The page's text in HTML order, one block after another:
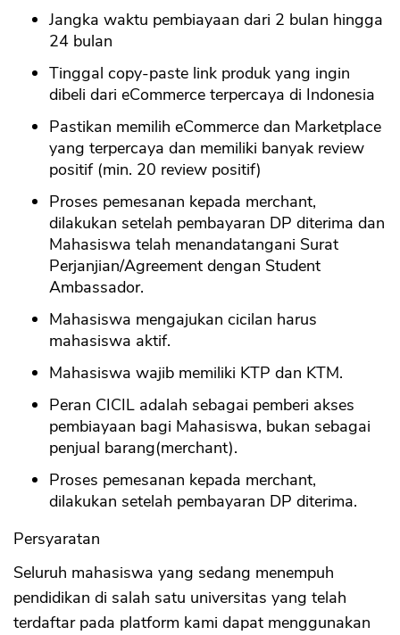
Jangka waktu pembiayaan dari 2 bulan hingga
24 bulan
Tinggal copy-paste link produk yang ingin
dibeli dari eCommerce terpercaya di Indonesia
Pastikan memilih eCommerce dan Marketplace
yang terpercaya dan memiliki banyak review
positif (min. 20 review positif)
Proses pemesanan kepada merchant,
dilakukan setelah pembayaran DP diterima dan
Mahasiswa telah menandatangani Surat
Perjanjian/Agreement dengan Student
Ambassador.
Mahasiswa mengajukan cicilan harus
mahasiswa aktif.
Mahasiswa wajib memiliki KTP dan KTM.
Peran CICIL adalah sebagai pemberi akses
pembiayaan bagi Mahasiswa, bukan sebagai
penjual barang(merchant).
Proses pemesanan kepada merchant,
dilakukan setelah pembayaran DP diterima.
Persyaratan
Seluruh mahasiswa yang sedang menempuh
pendidikan di salah satu universitas yang telah
terdaftar pada platform kami dapat menggunakan